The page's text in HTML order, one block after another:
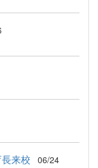
来校 06/24